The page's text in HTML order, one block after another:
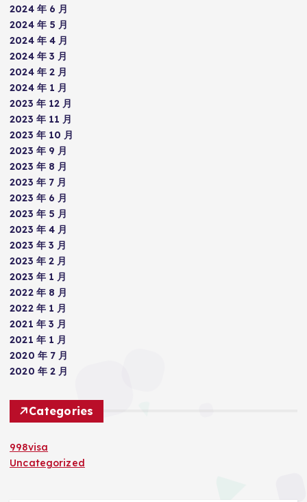
2024 年 6 月
2024 年 5 月
2024 年 4 月
2024 年 3 月
2024 年 2 月
2024 年 1 月
2023 年 12 月
2023 年 11 月
2023 年 10 月
2023 年 9 月
2023 年 8 月
2023 年 7 月
2023 年 6 月
2023 年 5 月
2023 年 4 月
2023 年 3 月
2023 年 2 月
2023 年 1 月
2022 年 8 月
2022 年 1 月
2021 年 3 月
2021 年 1 月
2020 年 7 月
2020 年 2 月
Categories
998visa
Uncategorized